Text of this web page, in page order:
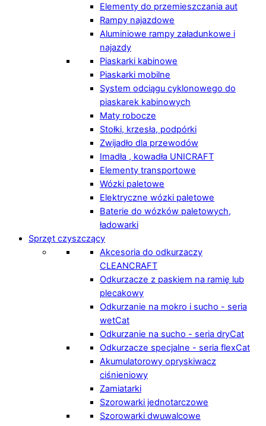
Elementy do przemieszczania aut
Rampy najazdowe
Aluminiowe rampy załadunkowe i
najazdy
Piaskarki kabinowe
Piaskarki mobilne
System odciągu cyklonowego do
piaskarek kabinowych
Maty robocze
Stołki, krzesła, podpórki
Zwijadło dla przewodów
Imadła , kowadła UNICRAFT
Elementy transportowe
Wózki paletowe
Elektryczne wózki paletowe
Baterie do wózków paletowych,
ładowarki
Sprzęt czyszczący
Akcesoria do odkurzaczy
CLEANCRAFT
Odkurzacze z paskiem na ramię lub
plecakowy
Odkurzanie na mokro i sucho - seria
wetCat
Odkurzanie na sucho - seria dryCat
Odkurzacze specjalne - seria flexCat
Akumulatorowy opryskiwacz
ciśnieniowy
Zamiatarki
Szorowarki jednotarczowe
Szorowarki dwuwalcowe